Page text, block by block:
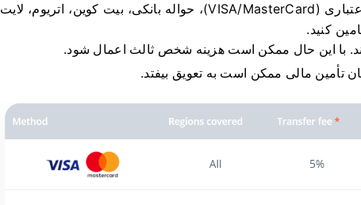
می توانید حساب خود را از طریق کارت های اعتباری (VISA/MasterCard)، حواله بانکی، بیت کوین، اتریوم، لایت
کنید.
با این حال ممکن است هزینه شخص ثالث اعمال شود.
تأمین مالی ممکن است به تعویق بیفتد.